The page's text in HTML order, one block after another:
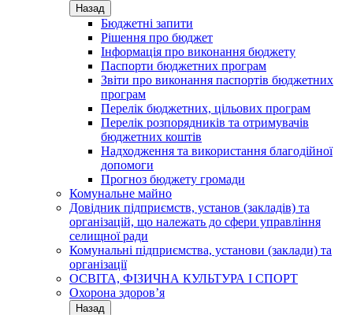
Назад
Бюджетні запити
Рішення про бюджет
Інформація про виконання бюджету
Паспорти бюджетних програм
Звіти про виконання паспортів бюджетних
програм
Перелік бюджетних, цільових програм
Перелік розпорядників та отримувачів
бюджетних коштів
Надходження та використання благодійної
допомоги
Прогноз бюджету громади
Комунальне майно
Довідник підприємств, установ (закладів) та
організацій, що належать до сфери управління
селищної ради
Комунальні підприємства, установи (заклади) та
організації
ОСВІТА, ФІЗИЧНА КУЛЬТУРА І СПОРТ
Охорона здоров’я
Назад